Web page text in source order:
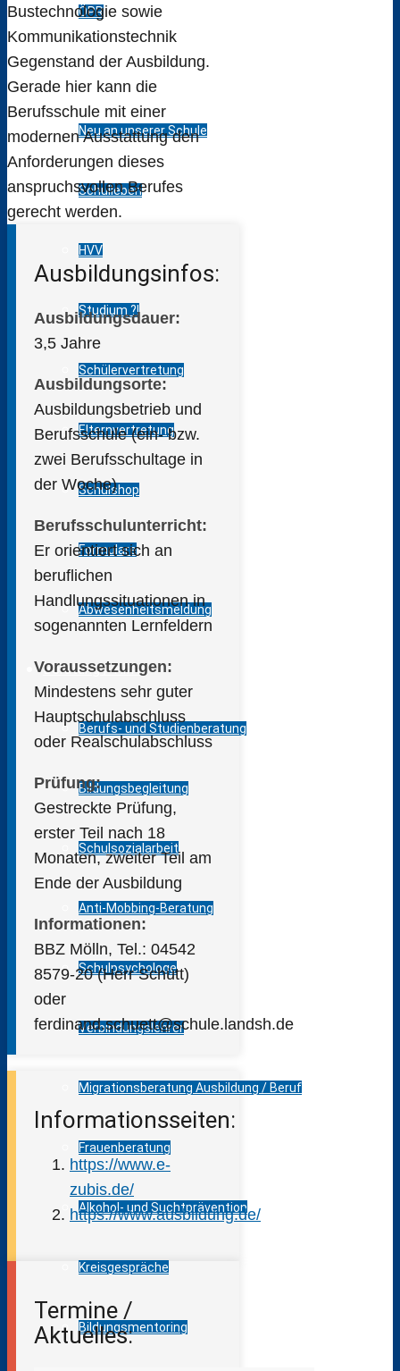
ÖPR
SchülerInnen
Neu an unserer Schule
Schulleben
HVV
Studium ?!
Schülervertretung
Elternvertretung
Schulshop
Formulare
Abwesenheitsmeldung
Beratung / Hilfe
Berufs- und Studienberatung
Bildungsbegleitung
Schulsozialarbeit
Anti-Mobbing-Beratung
Schulpsychologe
Verbindungslehrer
Migrationsberatung Ausbildung / Beruf
Frauenberatung
Alkohol- und Suchtprävention
Kreisgespräche
Bildungsmentoring
Bustechnologie sowie
Kommunikationstechnik
Gegenstand der Ausbildung.
Gerade hier kann die
Berufsschule mit einer
modernen Ausstattung den
Anforderungen dieses
anspruchsvollen Berufes
gerecht werden.
Ausbildungsinfos:
Ausbildungsdauer:
3,5 Jahre
Ausbildungsorte:
Ausbildungsbetrieb und
Berufsschule (ein- bzw.
zwei Berufsschultage in
der Woche)
Berufsschulunterricht:
Er orientiert sich an
beruflichen
Handlungssituationen in
sogenannten Lernfeldern
Voraussetzungen:
Mindestens sehr guter
Hauptschulabschluss
oder Realschulabschluss
Prüfung:
Gestreckte Prüfung,
erster Teil nach 18
Monaten, zweiter Teil am
Ende der Ausbildung
Informationen:
BBZ Mölln, Tel.: 04542
8579-20 (Herr Schütt)
oder
ferdinand.schuett@schule.landsh.de
Informationsseiten:
https://www.e-
zubis.de/
https://www.ausbildung.de/
Termine /
Aktuelles: